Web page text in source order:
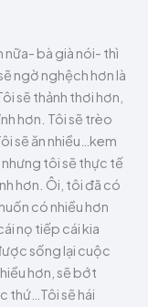
nữa- bà già nói- thì
ngờ nghệch hơn là
sẽ thảnh thơi hơn,
hơn. Tôi sẽ trèo
sẽ ăn nhiều…kem
nhưng tôi sẽ thực tế
hơn. Ôi, tôi đã có
có nhiều hơn
nọ tiếp cái kia
sống lại cuộc
hơn, sẽ bớt
thứ…Tôi sẽ hái